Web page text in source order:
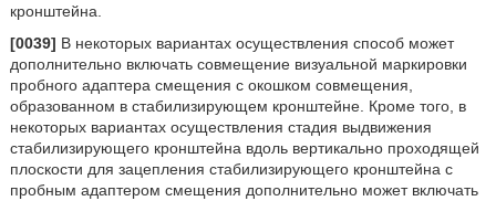
кронштейна.
[0039] В некоторых вариантах осуществления способ может
дополнительно включать совмещение визуальной маркировки
пробного адаптера смещения с окошком совмещения,
образованном в стабилизирующем кронштейне. Кроме того, в
некоторых вариантах осуществления стадия выдвижения
стабилизирующего кронштейна вдоль вертикально проходящей
плоскости для зацепления стабилизирующего кронштейна с
пробным адаптером смещения дополнительно может включать